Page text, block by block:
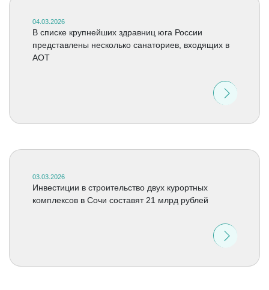
04.03.2026
В списке крупнейших здравниц юга России
представлены несколько санаториев, входящих в
АОТ
03.03.2026
Инвестиции в строительство двух курортных
комплексов в Сочи составят 21 млрд рублей